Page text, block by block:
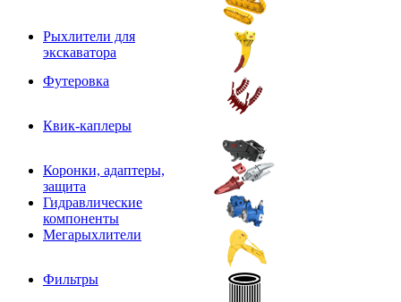
Рыхлители для
экскаватора
Футеровка
Квик-каплеры
Коронки, адаптеры,
защита
Гидравлические
компоненты
Мегарыхлители
Фильтры